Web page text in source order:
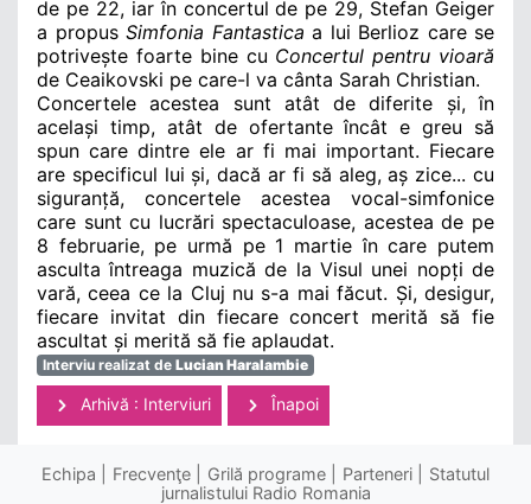
de pe 22, iar în concertul de pe 29, Stefan Geiger
a propus Simfonia Fantastica a lui Berlioz care se
potrivește foarte bine cu Concertul pentru vioară
de Ceaikovski pe care-l va cânta Sarah Christian.
Concertele acestea sunt atât de diferite și, în
același timp, atât de ofertante încât e greu să
spun care dintre ele ar fi mai important. Fiecare
are specificul lui și, dacă ar fi să aleg, aș zice... cu
siguranță, concertele acestea vocal-simfonice
care sunt cu lucrări spectaculoase, acestea de pe
8 februarie, pe urmă pe 1 martie în care putem
asculta întreaga muzică de la Visul unei nopți de
vară, ceea ce la Cluj nu s-a mai făcut. Și, desigur,
fiecare invitat din fiecare concert merită să fie
ascultat și merită să fie aplaudat.
Interviu realizat de Lucian Haralambie
Arhivă : Interviuri Înapoi
Echipa Frecvenţe Grilă programe Parteneri
Statutul
jurnalistului Radio Romania